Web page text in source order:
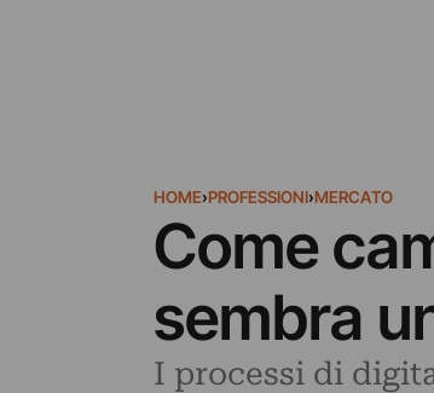
HOME›PROFESSIONI›MERCATO
Come
sembra
I processi di